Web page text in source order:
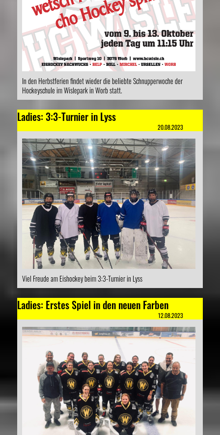
In den Herbstferien findet wieder die beliebte Schnupperwoche der
Hockeyschule im Wislepark in Worb statt.
Ladies: 3:3-Turnier in Lyss
20.08.2023
Viel Freude am Eishockey beim 3:3-Turnier in Lyss
Ladies: Erstes Spiel in den neuen Farben
12.08.2023